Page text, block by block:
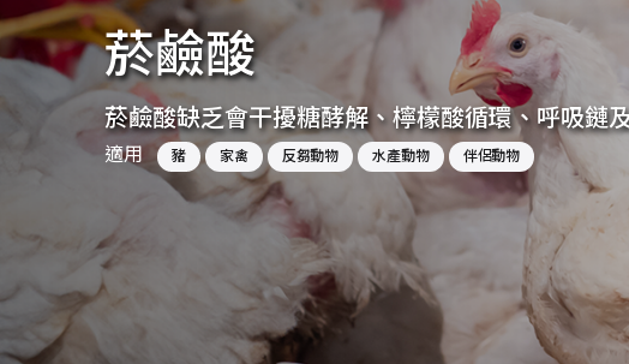
菸鹼酸
菸鹼酸缺乏會干擾糖酵解、檸檬酸循環、呼吸鏈
適用 豬 家禽 反芻動物 水產動物 伴侶動物